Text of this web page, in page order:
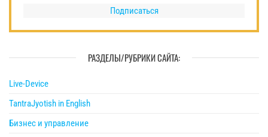
Подписаться
РАЗДЕЛЫ/РУБРИКИ САЙТА:
Live-Device
TantraJyotish in English
Бизнес и управление